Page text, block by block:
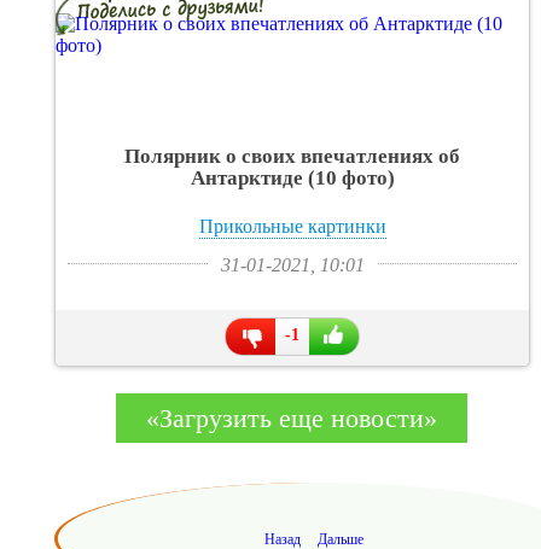
Полярник о своих впечатлениях об
Антарктиде (10 фото)
Прикольные картинки
31-01-2021, 10:01
-1
«Загрузить еще новости»
Назад Дальше